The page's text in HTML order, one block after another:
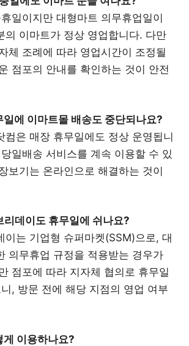
일이지만 대형마트 의무휴업일이
의 이마트가 정상 영업합니다. 다만
체 조례에 따라 영업시간이 조정될
점포의 안내를 확인하는 것이 안전
일에 이마트몰 배송도 중단되나요?
컴은 매장 휴무일에도 정상 운영됩니
일배송 서비스를 계속 이용할 수 있
보기는 온라인으로 해결하는 것이
리데이도 휴무일에 쉬나요?
이는 기업형 슈퍼마켓(SSM)으로, 대
의무휴업 규정을 적용받는 경우가
점포에 따라 지자체 협의로 휴무일
, 방문 전에 해당 지점의 영업 여부
게 이용하나요?